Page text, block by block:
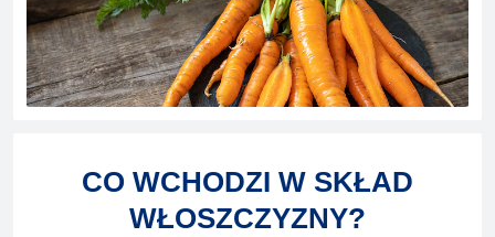
CO WCHODZI W SKŁAD
WŁOSZCZYZNY?